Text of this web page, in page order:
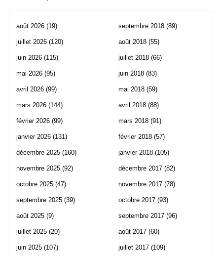
août 2026 (19)
juillet 2026 (120)
juin 2026 (115)
mai 2026 (95)
avril 2026 (99)
mars 2026 (144)
février 2026 (99)
janvier 2026 (131)
décembre 2025 (160)
novembre 2025 (92)
octobre 2025 (47)
septembre 2025 (39)
août 2025 (9)
juillet 2025 (20)
juin 2025 (107)
septembre 2018 (89)
août 2018 (55)
juillet 2018 (66)
juin 2018 (83)
mai 2018 (59)
avril 2018 (88)
mars 2018 (91)
février 2018 (57)
janvier 2018 (105)
décembre 2017 (82)
novembre 2017 (78)
octobre 2017 (93)
septembre 2017 (96)
août 2017 (60)
juillet 2017 (109)